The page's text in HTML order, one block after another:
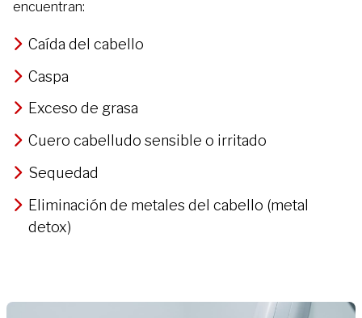
encuentran:
Caída del cabello
Caspa
Exceso de grasa
Cuero cabelludo sensible o irritado
Sequedad
Eliminación de metales del cabello (metal
detox)